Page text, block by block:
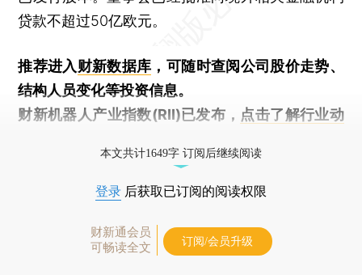
贷款不超过50亿欧元。
推荐进入财新数据库 ，可随时查阅公司股价走势、
结构人员变化等投资信息。
财新机器人产业指数(RII)已发布， 点击了解行业动
本文共计1649字 订阅后继续阅读
登录 后获取已订阅的阅读权限
财新通会员
可畅读全文
订阅/会员升级